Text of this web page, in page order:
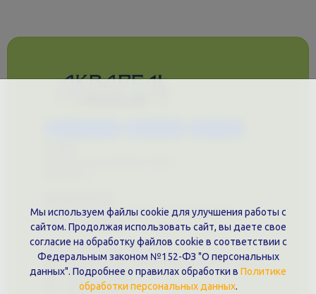
Политика обработки персональных данных
Публичная оферта
Контакты филиала
г. Краснодар, ул. Шоссе Нефтяников, 28, оф. 51
+7 (861)202-09-02
+7 (909)466-00-16
Мы используем файлы cookie для улучшения работы с
сайтом. Продолжая использовать сайт, вы даете свое
согласие на обработку файлов cookie в соответствии с
Федеральным законом №152-ФЗ "О персональных
данных". Подробнее о правилах обработки в Политике
обработки персональных данных.